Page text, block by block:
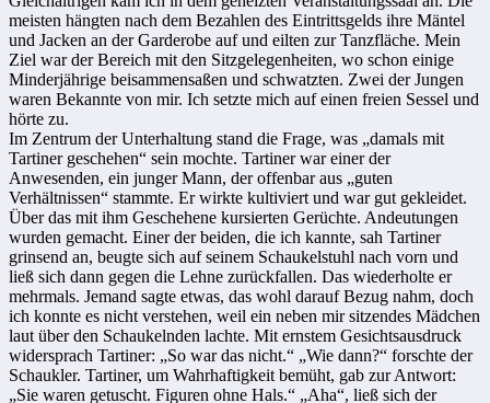
meisten hängten nach dem Bezahlen des Eintrittsgelds ihre Mäntel
und Jacken an der Garderobe auf und eilten zur Tanzfläche. Mein
Ziel war der Bereich mit den Sitzgelegenheiten, wo schon einige
Minderjährige beisammensaßen und schwatzten. Zwei der Jungen
waren Bekannte von mir. Ich setzte mich auf einen freien Sessel und
hörte zu.
Im Zentrum der Unterhaltung stand die Frage, was „damals mit
Tartiner geschehen“ sein mochte. Tartiner war einer der
Anwesenden, ein junger Mann, der offenbar aus „guten
Verhältnissen“ stammte. Er wirkte kultiviert und war gut gekleidet.
Über das mit ihm Geschehene kursierten Gerüchte. Andeutungen
wurden gemacht. Einer der beiden, die ich kannte, sah Tartiner
grinsend an, beugte sich auf seinem Schaukelstuhl nach vorn und
ließ sich dann gegen die Lehne zurückfallen. Das wiederholte er
mehrmals. Jemand sagte etwas, das wohl darauf Bezug nahm, doch
ich konnte es nicht verstehen, weil ein neben mir sitzendes Mädchen
laut über den Schaukelnden lachte. Mit ernstem Gesichtsausdruck
widersprach Tartiner: „So war das nicht.“ „Wie dann?“ forschte der
Schaukler. Tartiner, um Wahrhaftigkeit bemüht, gab zur Antwort:
„Sie waren getuscht. Figuren ohne Hals.“ „Aha“, ließ sich der